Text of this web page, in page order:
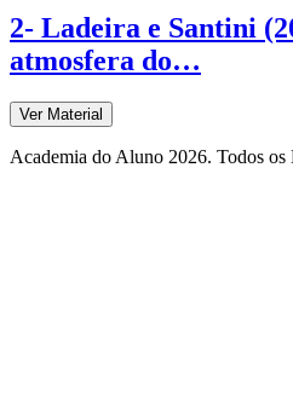
2- Ladeira e Santini
atmosfera do…
Ver Material
Academia do Aluno 2026. Todos os